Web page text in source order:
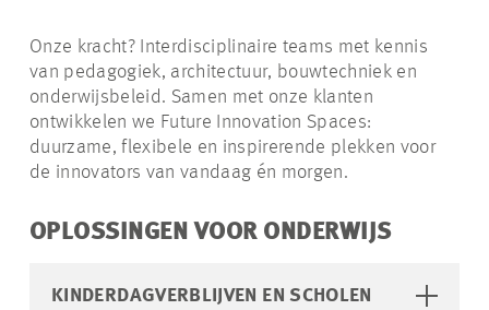
Onze kracht? Interdisciplinaire teams met kennis
van pedagogiek, architectuur, bouwtechniek en
onderwijsbeleid. Samen met onze klanten
ontwikkelen we Future Innovation Spaces:
duurzame, flexibele en inspirerende plekken voor
de innovators van vandaag én morgen.
OPLOSSINGEN VOOR ONDERWIJS
KINDERDAGVERBLIJVEN EN SCHOLEN